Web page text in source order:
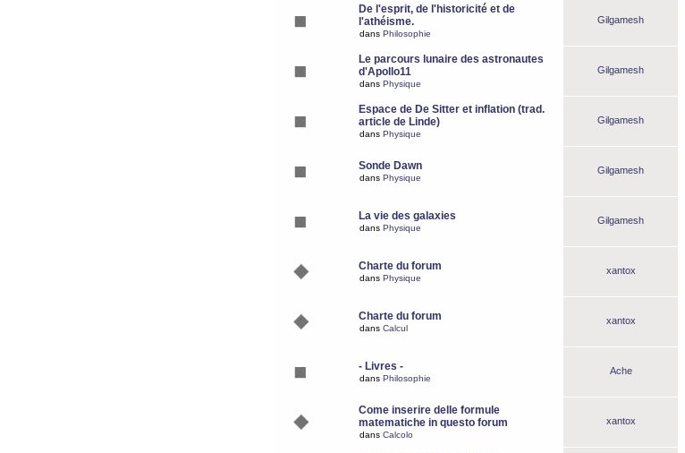
De l'esprit, de l'historicité et de
l'athéisme.
dans Philosophie
Gilgamesh
Le parcours lunaire des astronautes
d'Apollo11
dans Physique
Gilgamesh
Espace de De Sitter et inflation (trad.
article de Linde)
dans Physique
Gilgamesh
Sonde Dawn
dans Physique
Gilgamesh
La vie des galaxies
dans Physique
Gilgamesh
Charte du forum
dans Physique
xantox
Charte du forum
dans Calcul
xantox
- Livres -
dans Philosophie
Ache
Come inserire delle formule
matematiche in questo forum
dans Calcolo
xantox